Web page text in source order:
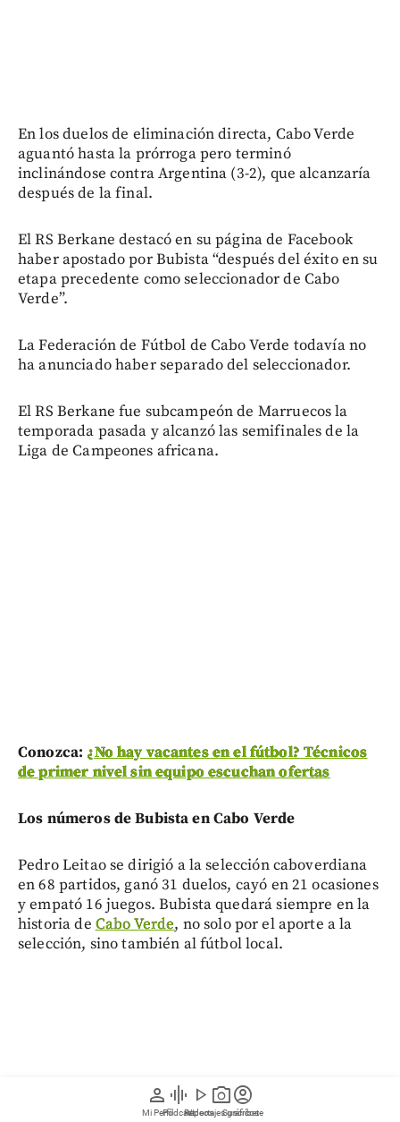
person
Mi Perfil
graphic_eq
Pódcast
play_arrow
Videos
photo_camera
Reportajes gráficos
account_circle
Suscríbete
En los duelos de eliminación directa, Cabo Verde
aguantó hasta la prórroga pero terminó
inclinándose contra Argentina (3-2), que alcanzaría
después de la final.
El RS Berkane destacó en su página de Facebook
haber apostado por Bubista “después del éxito en su
etapa precedente como seleccionador de Cabo
Verde”.
La Federación de Fútbol de Cabo Verde todavía no
ha anunciado haber separado del seleccionador.
El RS Berkane fue subcampeón de Marruecos la
temporada pasada y alcanzó las semifinales de la
Liga de Campeones africana.
Conozca: ¿No hay vacantes en el fútbol? Técnicos
de primer nivel sin equipo escuchan ofertas
Los números de Bubista en Cabo Verde
Pedro Leitao se dirigió a la selección caboverdiana
en 68 partidos, ganó 31 duelos, cayó en 21 ocasiones
y empató 16 juegos. Bubista quedará siempre en la
historia de Cabo Verde, no solo por el aporte a la
selección, sino también al fútbol local.